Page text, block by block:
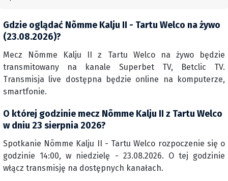
Gdzie oglądać Nõmme Kalju II - Tartu Welco na żywo
(23.08.2026)?
Mecz Nõmme Kalju II z Tartu Welco na żywo będzie
transmitowany na kanale Superbet TV, Betclic TV.
Transmisja live dostępna będzie online na komputerze,
smartfonie.
O której godzinie mecz Nõmme Kalju II z Tartu Welco
w dniu 23 sierpnia 2026?
Spotkanie Nõmme Kalju II - Tartu Welco rozpoczenie się o
godzinie 14:00, w niedzielę - 23.08.2026. O tej godzinie
włącz transmisję na dostępnych kanałach.